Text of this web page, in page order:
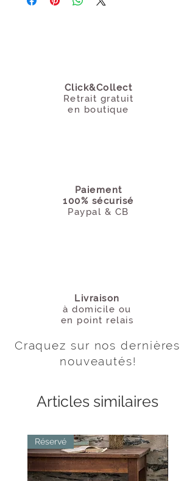
Click&Collect
Retrait gratuit
en boutique
Paiement
100% sécurisé
Paypal & CB
Livraison
à domicile ou
en point relais
Craquez sur nos dernières
nouveautés!
Articles similaires
Réservé